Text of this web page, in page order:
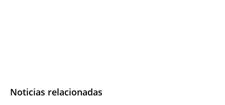
Noticias relacionadas